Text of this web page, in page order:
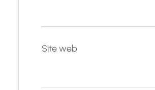
Site web